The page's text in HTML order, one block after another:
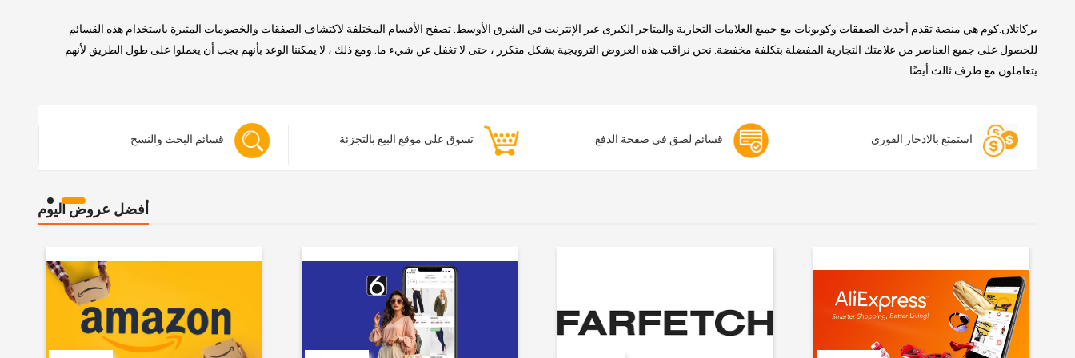
بركاتلان.كوم هي منصة تقدم أحدث الصفقات وكوبونات مع جميع العلامات التجارية والمتاجر الكبرى عبر الإنترنت في الشرق الأوسط. تصفح الأقسام المختلفة لاكتشاف الصفقات والخصومات المثيرة باستخدام هذه القسائم
للحصول على جميع العناصر من علامتك التجارية المفضلة بتكلفة مخفضة. نحن نراقب هذه العروض الترويجية بشكل متكرر ، حتى لا تغفل عن شيء ما. ومع ذلك ، لا يمكننا الوعد بأنهم يجب أن يعملوا على طول الطريق لأنهم
يتعاملون مع طرف ثالث أيضًا.
قسائم البحث والنسخ تسوق على موقع البيع بالتجزئة قسائم لصق في صفحة الدفع استمتع بالادخار الفوري
أفضل عروض اليوم